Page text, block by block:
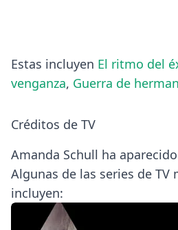
Estas incluyen El ritmo del
venganza, Guerra de
Créditos de TV
Amanda Schull ha
Algunas de las series de TV
incluyen: